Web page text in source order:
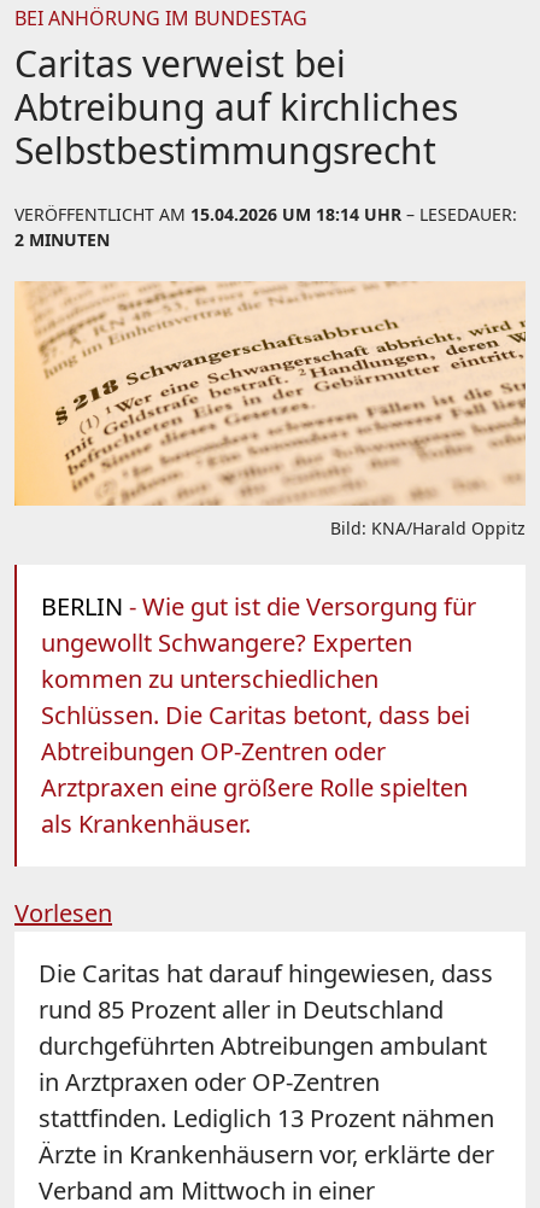
BEI ANHÖRUNG IM BUNDESTAG
Caritas verweist bei
Abtreibung auf kirchliches
Selbstbestimmungsrecht
VERÖFFENTLICHT AM 15.04.2026 UM 18:14 UHR – LESEDAUER:
2 MINUTEN
Bild: KNA/Harald Oppitz
BERLIN - Wie gut ist die Versorgung für
ungewollt Schwangere? Experten
kommen zu unterschiedlichen
Schlüssen. Die Caritas betont, dass bei
Abtreibungen OP-Zentren oder
Arztpraxen eine größere Rolle spielten
als Krankenhäuser.
Vorlesen
Die Caritas hat darauf hingewiesen, dass
rund 85 Prozent aller in Deutschland
durchgeführten Abtreibungen ambulant
in Arztpraxen oder OP-Zentren
stattfinden. Lediglich 13 Prozent nähmen
Ärzte in Krankenhäusern vor, erklärte der
Verband am Mittwoch in einer